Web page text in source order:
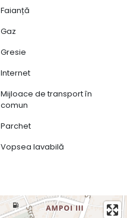
Faianță
Gaz
Gresie
Internet
Mijloace de transport în
comun
Parchet
Vopsea lavabilă